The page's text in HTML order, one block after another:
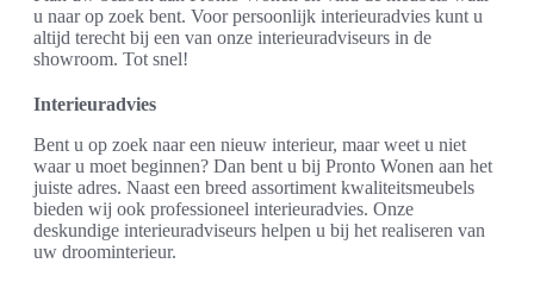
u naar op zoek bent. Voor persoonlijk interieuradvies kunt u
altijd terecht bij een van onze interieuradviseurs in de
showroom. Tot snel!
Interieuradvies
Bent u op zoek naar een nieuw interieur, maar weet u niet
waar u moet beginnen? Dan bent u bij Pronto Wonen aan het
juiste adres. Naast een breed assortiment kwaliteitsmeubels
bieden wij ook professioneel interieuradvies. Onze
deskundige interieuradviseurs helpen u bij het realiseren van
uw droominterieur.